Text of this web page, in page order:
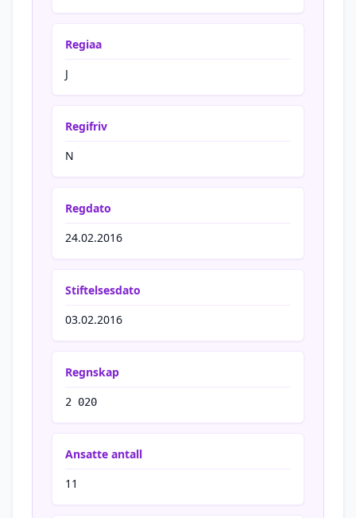
Regiaa
J
Regifriv
N
Regdato
24.02.2016
Stiftelsesdato
03.02.2016
Regnskap
2 020
Ansatte antall
11